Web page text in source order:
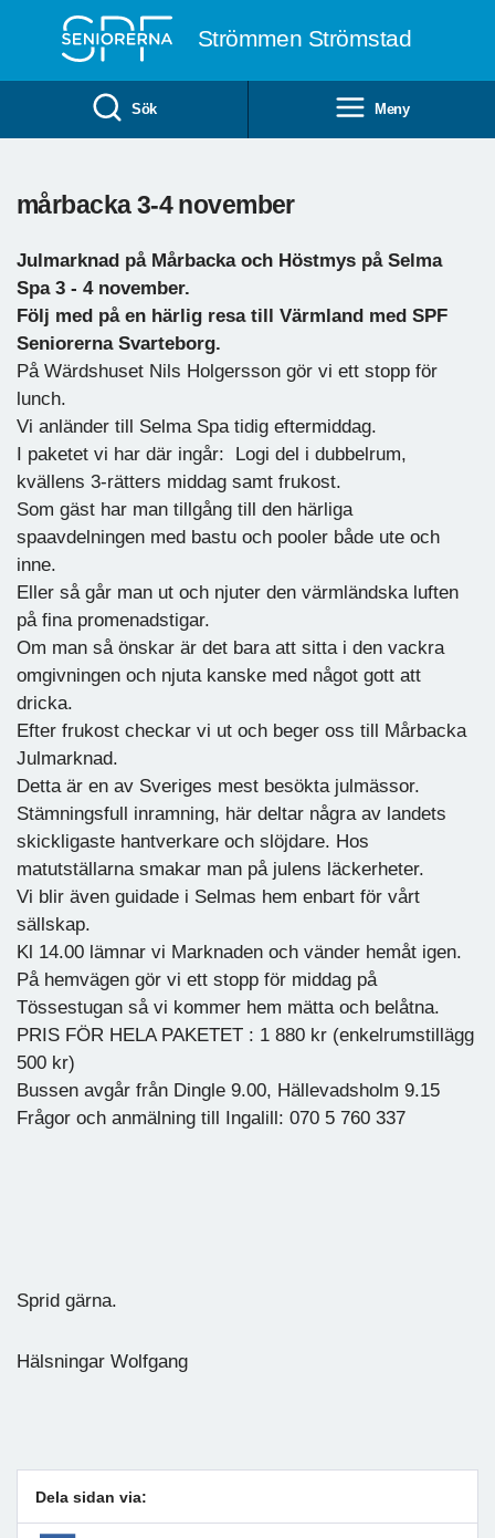
Strömmen Strömstad
Sök Meny
mårbacka 3-4 november
Julmarknad på Mårbacka och Höstmys på Selma
Spa 3 - 4 november.
Följ med på en härlig resa till Värmland med SPF
Seniorerna Svarteborg.
På Wärdshuset Nils Holgersson gör vi ett stopp för
lunch.
Vi anländer till Selma Spa tidig eftermiddag.
I paketet vi har där ingår: Logi del i dubbelrum,
kvällens 3-rätters middag samt frukost.
Som gäst har man tillgång till den härliga
spaavdelningen med bastu och pooler både ute och
inne.
Eller så går man ut och njuter den värmländska luften
på fina promenadstigar.
Om man så önskar är det bara att sitta i den vackra
omgivningen och njuta kanske med något gott att
dricka.
Efter frukost checkar vi ut och beger oss till Mårbacka
Julmarknad.
Detta är en av Sveriges mest besökta julmässor.
Stämningsfull inramning, här deltar några av landets
skickligaste hantverkare och slöjdare. Hos
matutställarna smakar man på julens läckerheter.
Vi blir även guidade i Selmas hem enbart för vårt
sällskap.
Kl 14.00 lämnar vi Marknaden och vänder hemåt igen.
På hemvägen gör vi ett stopp för middag på
Tössestugan så vi kommer hem mätta och belåtna.
PRIS FÖR HELA PAKETET : 1 880 kr (enkelrumstillägg
500 kr)
Bussen avgår från Dingle 9.00, Hällevadsholm 9.15
Frågor och anmälning till Ingalill: 070 5 760 337
Sprid gärna.
Hälsningar Wolfgang
Dela sidan via: